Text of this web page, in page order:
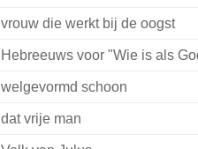
vrouw die werkt bij de oogst
Hebreeuws voor "Wie is als
welgevormd schoon
dat vrije man